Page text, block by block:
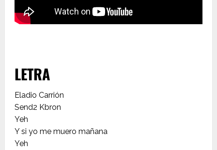
LETRA
Eladio Carrión
Send2 Kbron
Yeh
Y si yo me muero mañana
Yeh